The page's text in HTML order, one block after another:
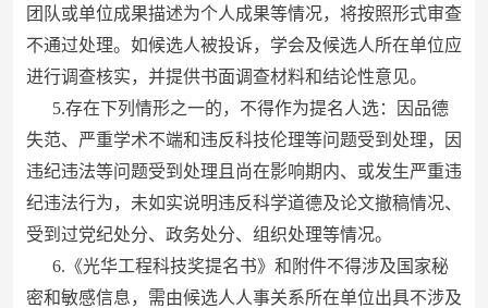
团队或单位成果描述为个人成果等情况，将按照形式审查
不通过处理。如候选人被投诉，学会及候选人所在单位应
进行调查核实，并提供书面调查材料和结论性意见。
5.存在下列情形之一的，不得作为提名人选：因品德
失范、严重学术不端和违反科技伦理等问题受到处理，因
违纪违法等问题受到处理且尚在影响期内、或发生严重违
纪违法行为，未如实说明违反科学道德及论文撤稿情况、
受到过党纪处分、政务处分、组织处理等情况。
6.《光华工程科技奖提名书》和附件不得涉及国家秘
密和敏感信息，需由候选人人事关系所在单位出具不涉及